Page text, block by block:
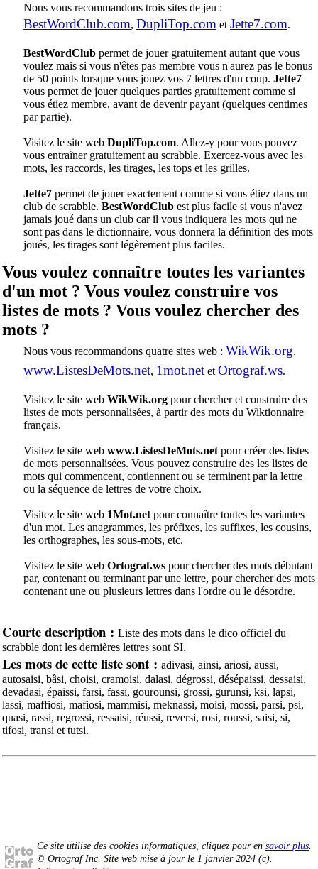
Nous vous recommandons trois sites de jeu :
BestWordClub.com, DupliTop.com et Jette7.com.
BestWordClub permet de jouer gratuitement autant que vous
voulez mais si vous n'êtes pas membre vous n'aurez pas le bonus
de 50 points lorsque vous jouez vos 7 lettres d'un coup. Jette7
vous permet de jouer quelques parties gratuitement comme si
vous étiez membre, avant de devenir payant (quelques centimes
par partie).
Visitez le site web DupliTop.com. Allez-y pour vous pouvez
vous entraîner gratuitement au scrabble. Exercez-vous avec les
mots, les raccords, les tirages, les tops et les grilles.
Jette7 permet de jouer exactement comme si vous étiez dans un
club de scrabble. BestWordClub est plus facile si vous n'avez
jamais joué dans un club car il vous indiquera les mots qui ne
sont pas dans le dictionnaire, vous donnera la définition des mots
joués, les tirages sont légèrement plus faciles.
Vous voulez connaître toutes les variantes
d'un mot ? Vous voulez construire vos
listes de mots ? Vous voulez chercher des
mots ?
Nous vous recommandons quatre sites web : WikWik.org,
www.ListesDeMots.net, 1mot.net et Ortograf.ws.
Visitez le site web WikWik.org pour chercher et construire des
listes de mots personnalisées, à partir des mots du Wiktionnaire
français.
Visitez le site web www.ListesDeMots.net pour créer des listes
de mots personnalisées. Vous pouvez construire des les listes de
mots qui commencent, contiennent ou se terminent par la lettre
ou la séquence de lettres de votre choix.
Visitez le site web 1Mot.net pour connaître toutes les variantes
d'un mot. Les anagrammes, les préfixes, les suffixes, les cousins,
les orthographes, les sous-mots, etc.
Visitez le site web Ortograf.ws pour chercher des mots débutant
par, contenant ou terminant par une lettre, pour chercher des mots
contenant une ou plusieurs lettres dans l'ordre ou le désordre.
Courte description : Liste des mots dans le dico officiel du
scrabble dont les dernières lettres sont SI.
Les mots de cette liste sont : adivasi, ainsi, ariosi, aussi,
autosaisi, bâsi, choisi, cramoisi, dalasi, dégrossi, désépaissi, dessaisi,
devadasi, épaissi, farsi, fassi, gourounsi, grossi, gurunsi, ksi, lapsi,
lassi, maffiosi, mafiosi, mammisi, meknassi, moisi, mossi, parsi, psi,
quasi, rassi, regrossi, ressaisi, réussi, reversi, rosi, roussi, saisi, si,
tifosi, transi et tutsi.
Ce site utilise des cookies informatiques, cliquez pour en savoir plus.
© Ortograf Inc. Site web mise à jour le 1 janvier 2024 (c).